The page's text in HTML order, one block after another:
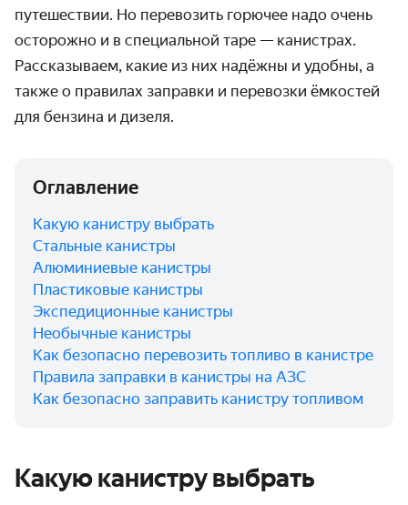
путешествии. Но перевозить горючее надо очень
осторожно и в специальной таре — канистрах.
Рассказываем, какие из них надёжны и удобны, а
также о правилах заправки и перевозки ёмкостей
для бензина и дизеля.
Оглавление
Какую канистру выбрать
Стальные канистры
Алюминиевые канистры
Пластиковые канистры
Экспедиционные канистры
Необычные канистры
Как безопасно перевозить топливо в канистре
Правила заправки в канистры на АЗС
Как безопасно заправить канистру топливом
Какую канистру выбрать